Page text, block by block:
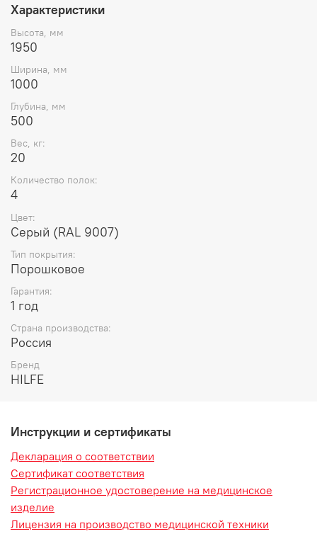
Характеристики
Высота, мм
1950
Ширина, мм
1000
Глубина, мм
500
Вес, кг:
20
Количество полок:
4
Цвет:
Серый (RAL 9007)
Тип покрытия:
Порoшковое
Гарантия:
1 год
Страна производства:
Россия
Бренд
HILFE
Инструкции и сертификаты
Декларация о соответствии
Сертификат соответствия
Регистрационное удостоверение на медицинское
изделие
Лицензия на производство медицинской техники